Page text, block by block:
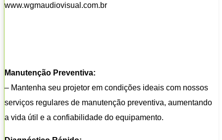
www.wgmaudiovisual.com.br
Manutenção Preventiva:
– Mantenha seu projetor em condições ideais com nossos
serviços regulares de manutenção preventiva, aumentando
a vida útil e a confiabilidade do equipamento.